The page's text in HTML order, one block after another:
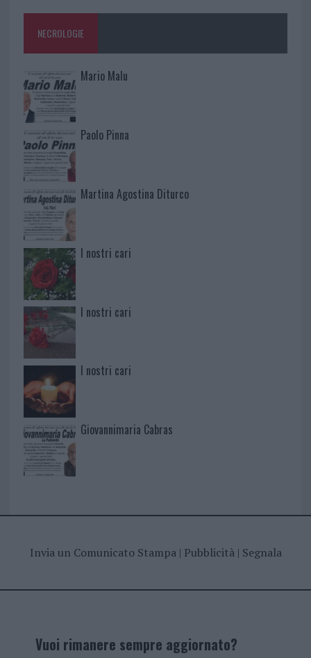
NECROLOGIE
Mario Malu
Paolo Pinna
Martina Agostina Diturco
I nostri cari
I nostri cari
I nostri cari
Giovannimaria Cabras
Invia un Comunicato Stampa| Pubblicità| Segnala
Vuoi rimanere sempre aggiornato?